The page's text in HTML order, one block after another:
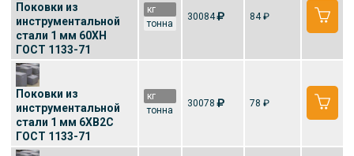
Поковки из
инструментальной
стали 1 мм 60ХН
ГОСТ 1133-71
кг
тонна
30084 84 ₽
Поковки из
инструментальной
стали 1 мм 6ХВ2С
ГОСТ 1133-71
кг
тонна
30078 78 ₽